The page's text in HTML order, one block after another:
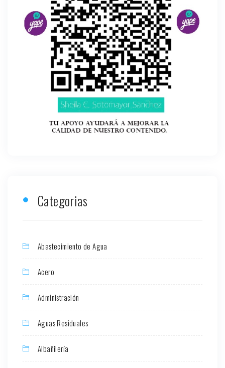
Categorias
Abastecimiento de Agua
Acero
Administración
Aguas Residuales
Albañilería